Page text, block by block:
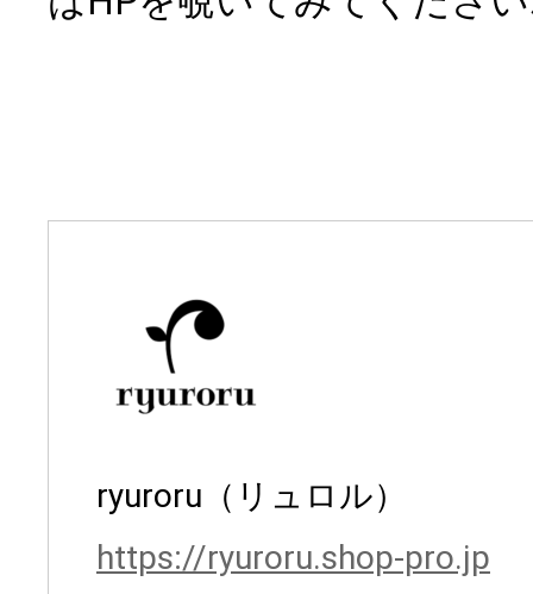
ryuroru（リュロル）
https://ryuroru.shop-pro.jp